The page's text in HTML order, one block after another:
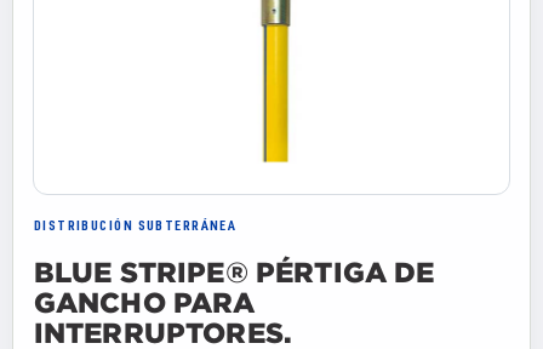
DISTRIBUCIÓN SUBTERRÁNEA
BLUE STRIPE® PÉRTIGA DE
GANCHO PARA
INTERRUPTORES.